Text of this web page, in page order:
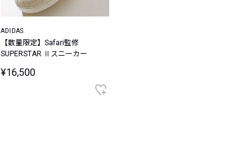
ADIDAS
【数量限定】Safari監修
SUPERSTAR Ⅱスニーカー
¥16,500